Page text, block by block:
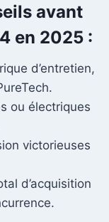
avant
en 2025 :
d’entretien,
ou électriques
victorieuses
d’acquisition